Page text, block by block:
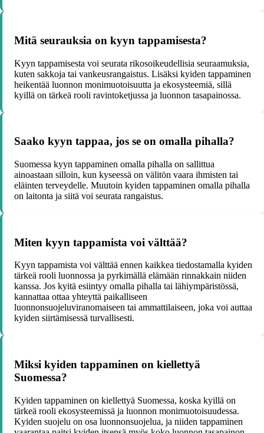
Mitä seurauksia on kyyn tappamisesta?
Kyyn tappamisesta voi seurata rikosoikeudellisia seuraamuksia,
kuten sakkoja tai vankeusrangaistus. Lisäksi kyiden tappaminen
heikentää luonnon monimuotoisuutta ja ekosysteemiä, sillä
kyillä on tärkeä rooli ravintoketjussa ja luonnon tasapainossa.
Saako kyyn tappaa, jos se on omalla pihalla?
Suomessa kyyn tappaminen omalla pihalla on sallittua
ainoastaan silloin, kun kyseessä on välitön vaara ihmisten tai
eläinten terveydelle. Muutoin kyiden tappaminen omalla pihalla
on laitonta ja siitä voi seurata rangaistus.
Miten kyyn tappamista voi välttää?
Kyyn tappamista voi välttää ennen kaikkea tiedostamalla kyiden
tärkeä rooli luonnossa ja pyrkimällä elämään rinnakkain niiden
kanssa. Jos kyitä esiintyy omalla pihalla tai lähiympäristössä,
kannattaa ottaa yhteyttä paikalliseen
luonnonsuojeluviranomaiseen tai ammattilaiseen, joka voi auttaa
kyiden siirtämisessä turvallisesti.
Miksi kyiden tappaminen on kiellettyä
Suomessa?
Kyiden tappaminen on kiellettyä Suomessa, koska kyillä on
tärkeä rooli ekosysteemissä ja luonnon monimuotoisuudessa.
Kyiden suojelu on osa luonnonsuojelua, ja niiden tappaminen